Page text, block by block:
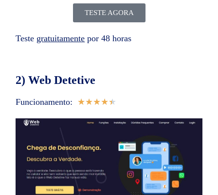
TESTE AGORA
Teste gratuitamente por 48 horas
2) Web Detetive
Funcionamento: ★★★★★